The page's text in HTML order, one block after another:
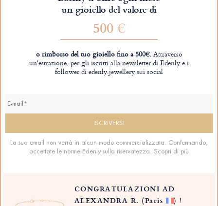
un gioiello del valore di
500 €
o rimborso del tuo gioiello fino a 500€.Attraverso
un'estrazione, per gli iscritti alla newsletter di Edenly e i
follower di edenly.jewellery sui social
La sua email non verrà in alcun modo commercializzata. Confermando,
accettate le norme Edenly sulla riservatezza. Scopri di più
CONGRATULAZIONI AD
ALEXANDRA R. (Paris ) !